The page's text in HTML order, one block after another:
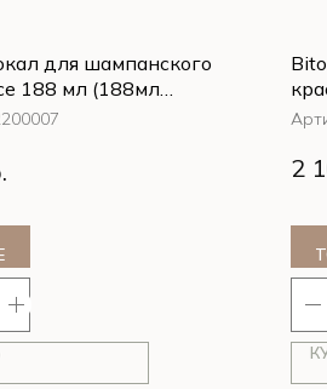
для шампанского
188 мл (188мл
стекло)
2